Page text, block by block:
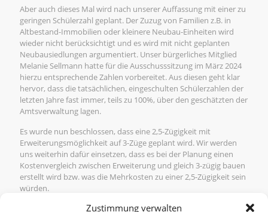
Zustimmung verwalten
Aber auch dieses Mal wird nach unserer Auffassung mit einer zu
geringen Schülerzahl geplant. Der Zuzug von Familien z.B. in
Altbestand-Immobilien oder kleinere Neubau-Einheiten wird
wieder nicht berücksichtigt und es wird mit nicht geplanten
Neubausiedlungen argumentiert. Unser bürgerliches Mitglied
Melanie Sellmann hatte für die Ausschusssitzung im März 2024
hierzu entsprechende Zahlen vorbereitet. Aus diesen geht klar
hervor, dass die tatsächlichen, eingeschulten Schülerzahlen der
letzten Jahre fast immer, teils zu 100%, über den geschätzten der
Amtsverwaltung lagen.
Es wurde nun beschlossen, dass eine 2,5-Zügigkeit mit
Erweiterungsmöglichkeit auf 3-Züge geplant wird. Wir werden
uns weiterhin dafür einsetzen, dass es bei der Planung einen
Kostenvergleich zwischen Erweiterung und gleich 3-zügig bauen
erstellt wird bzw. was die Mehrkosten zu einer 2,5-Zügigkeit sein
würden.